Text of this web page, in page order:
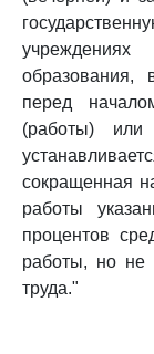
образования,
перед
(работы) или
сокращенная
работы
процентов
работы, но не
труда."